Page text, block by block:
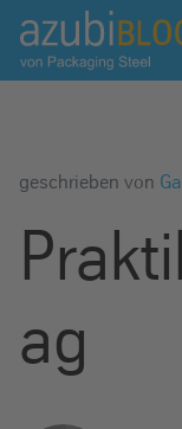
A
z
u
b
a
s
geschrieben von
ag